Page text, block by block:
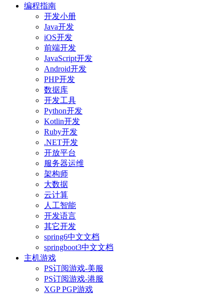
编程指南
开发小册
Java开发
iOS开发
前端开发
JavaScript开发
Android开发
PHP开发
数据库
开发工具
Python开发
Kotlin开发
Ruby开发
.NET开发
开放平台
服务器运维
架构师
大数据
云计算
人工智能
开发语言
其它开发
spring6中文文档
springboot3中文文档
主机游戏
PS订阅游戏-美服
PS订阅游戏-港服
XGP PGP游戏